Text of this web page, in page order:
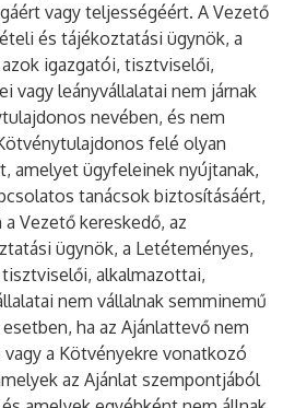
vagy teljességéért. A Vezető
és tájékoztatási ügynök, a
igazgatói, tisztviselői,
vagy leányvállalatai nem járnak
nevében, és nem
felé olyan
amelyet ügyfeleinek nyújtanak,
tanácsok biztosításáért,
Vezető kereskedő, az
ügynök, a Letéteményes,
alkalmazottai,
nem vállalnak semminemű
ha az Ajánlattevő nem
a Kötvényekre vonatkozó
az Ajánlat szempontjából